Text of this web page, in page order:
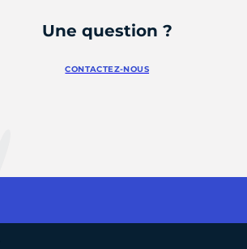
Une question ?
CONTACTEZ-NOUS